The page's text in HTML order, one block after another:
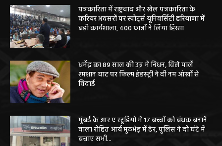
पत्रकारिता में राष्ट्रवाद और खेल पत्रकारिता के
करियर अवसरों पर स्पोर्ट्स यूनिवर्सिटी हरियाणा में
बड़ी कार्यशाला, 400 छात्रों ने लिया हिस्सा
धर्मेंद्र का 89 साल की उम्र में निधन, विले पार्ले
श्मशान घाट पर फिल्म इंडस्ट्री ने दी नम आंखों से
विदाई
मुंबई के आर ए स्टूडियो में 17 बच्चों को बंधक बनाने
वाला रोहित आर्य मुठभेड़ में ढेर, पुलिस ने दो घंटे में
बचाए सभी...